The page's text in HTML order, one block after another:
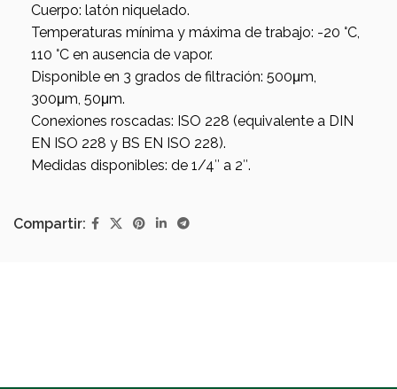
Cuerpo: latón niquelado.
Temperaturas mínima y máxima de trabajo: -20 °C,
110 °C en ausencia de vapor.
Disponible en 3 grados de filtración: 500μm,
300μm, 50μm.
Conexiones roscadas: ISO 228 (equivalente a DIN
EN ISO 228 y BS EN ISO 228).
Medidas disponibles: de 1/4″ a 2″.
Compartir: